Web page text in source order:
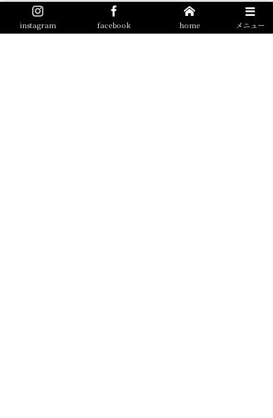
2023-05-23 アトリエ・オープンのお知らせ メニュー
instagram facebook home